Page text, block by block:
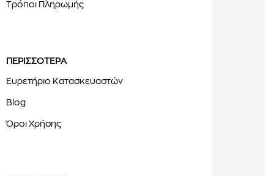
Τρόποι Πληρωμής
ΠΕΡΙΣΣΟΤΕΡΑ
Ευρετήριο Κατασκευαστών
Blog
Όροι Χρήσης